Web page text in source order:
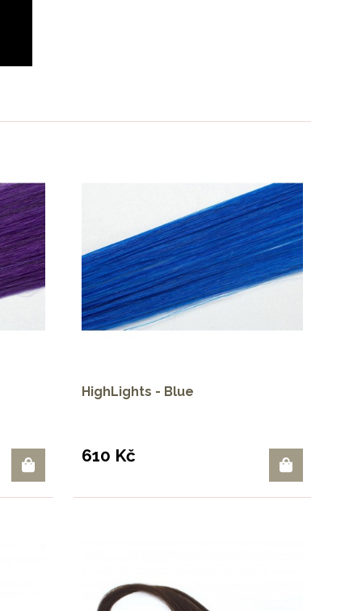
HighLights - Blue
610 Kč